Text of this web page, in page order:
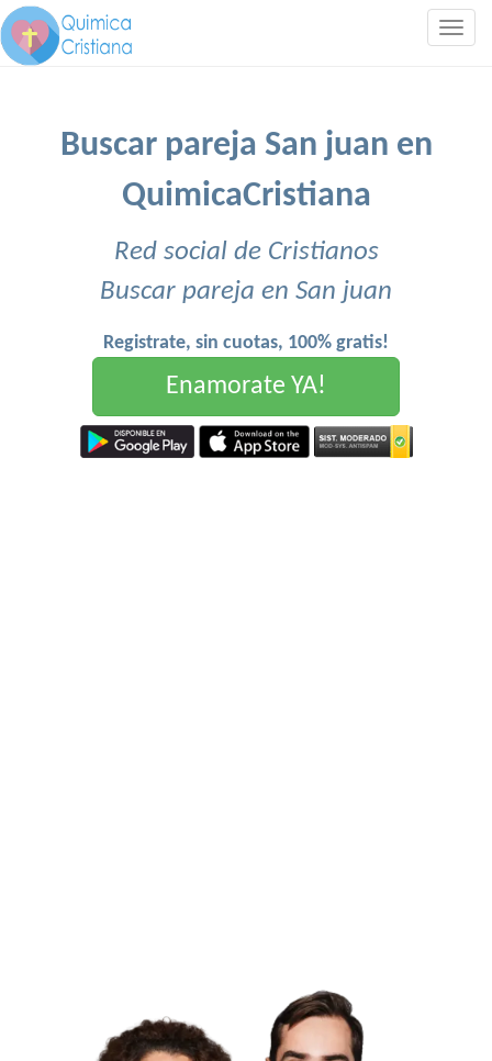
Buscar pareja San juan en
QuimicaCristiana
Red social de Cristianos
Buscar pareja en San juan
Registrate, sin cuotas, 100% gratis!
Enamorate YA!